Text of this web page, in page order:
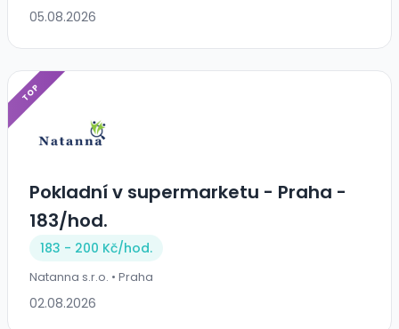
05.08.2026
TOP
Pokladní v supermarketu - Praha -
183/hod.
183 - 200 Kč/hod.
Natanna s.r.o. • Praha
02.08.2026